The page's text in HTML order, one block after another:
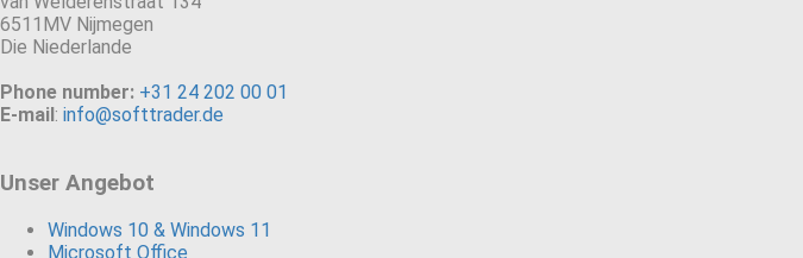
6511MV Nijmegen
Die Niederlande
Phone number: +31 24 202 00 01
E-mail: info@softtrader.de
Unser Angebot
Windows 10 & Windows 11
Microsoft Office